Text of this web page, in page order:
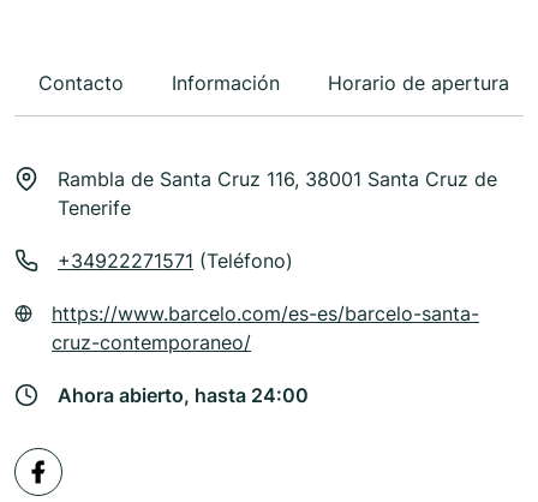
Contacto Información Horario de apertura
Rambla de Santa Cruz 116, 38001 Santa Cruz de
Tenerife
+34922271571 (Teléfono)
https://www.barcelo.com/es-es/barcelo-santa-
cruz-contemporaneo/
Ahora abierto, hasta 24:00